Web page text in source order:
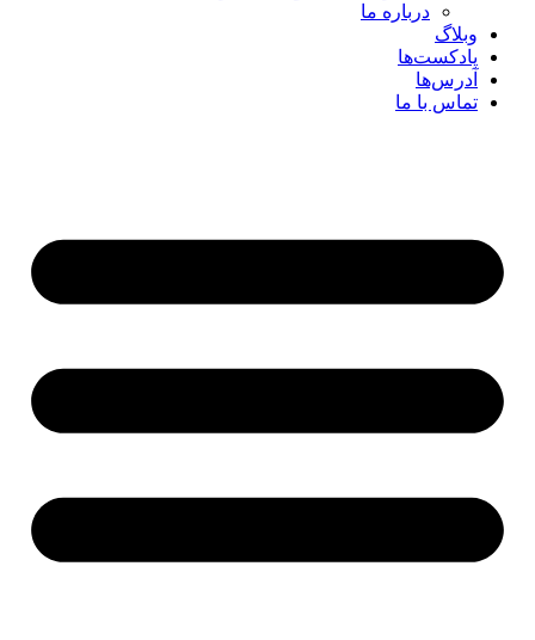
درباره ما
وبلاگ
پادکست‌ها
آدرس‌ها
تماس با ما